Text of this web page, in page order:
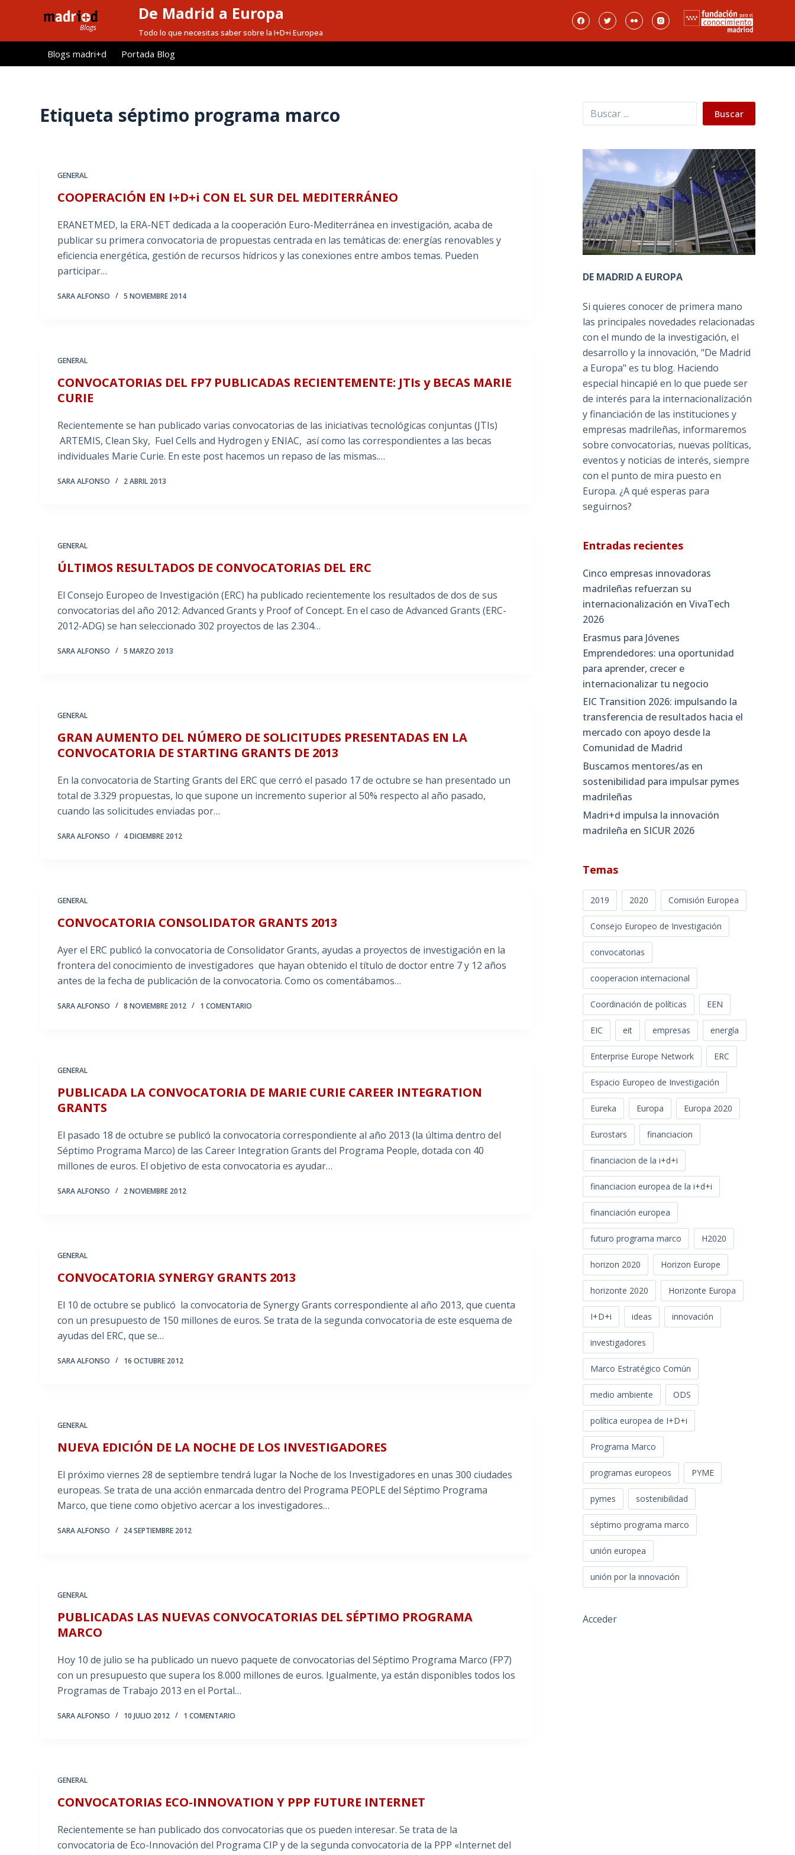
l
De Madrid a Europa
Todo lo que necesitas saber sobre la I+D+i Europea
Blogs madri+d Portada Blog
Etiqueta séptimo programa marco
GENERAL
COOPERACIÓN EN I+D+i CON EL SUR DEL MEDITERRÁNEO
ERANETMED, la ERA-NET dedicada a la cooperación Euro-Mediterránea en investigación, acaba de
publicar su primera convocatoria de propuestas centrada en las temáticas de: energías renovables y
eficiencia energética, gestión de recursos hídricos y las conexiones entre ambos temas. Pueden
participar…
SARA ALFONSO 5 NOVIEMBRE 2014
GENERAL
CONVOCATORIAS DEL FP7 PUBLICADAS RECIENTEMENTE: JTIs y BECAS MARIE
CURIE
Recientemente se han publicado varias convocatorias de las iniciativas tecnológicas conjuntas (JTIs)
ARTEMIS, Clean Sky, Fuel Cells and Hydrogen y ENIAC, así como las correspondientes a las becas
individuales Marie Curie. En este post hacemos un repaso de las mismas.…
SARA ALFONSO 2 ABRIL 2013
GENERAL
ÚLTIMOS RESULTADOS DE CONVOCATORIAS DEL ERC
El Consejo Europeo de Investigación (ERC) ha publicado recientemente los resultados de dos de sus
convocatorias del año 2012: Advanced Grants y Proof of Concept. En el caso de Advanced Grants (ERC-
2012-ADG) se han seleccionado 302 proyectos de las 2.304…
SARA ALFONSO 5 MARZO 2013
GENERAL
GRAN AUMENTO DEL NÚMERO DE SOLICITUDES PRESENTADAS EN LA
CONVOCATORIA DE STARTING GRANTS DE 2013
En la convocatoria de Starting Grants del ERC que cerró el pasado 17 de octubre se han presentado un
total de 3.329 propuestas, lo que supone un incremento superior al 50% respecto al año pasado,
cuando las solicitudes enviadas por…
SARA ALFONSO 4 DICIEMBRE 2012
GENERAL
CONVOCATORIA CONSOLIDATOR GRANTS 2013
Ayer el ERC publicó la convocatoria de Consolidator Grants, ayudas a proyectos de investigación en la
frontera del conocimiento de investigadores que hayan obtenido el título de doctor entre 7 y 12 años
antes de la fecha de publicación de la convocatoria. Como os comentábamos…
SARA ALFONSO 8 NOVIEMBRE 2012 1 COMENTARIO
GENERAL
PUBLICADA LA CONVOCATORIA DE MARIE CURIE CAREER INTEGRATION
GRANTS
El pasado 18 de octubre se publicó la convocatoria correspondiente al año 2013 (la última dentro del
Séptimo Programa Marco) de las Career Integration Grants del Programa People, dotada con 40
millones de euros. El objetivo de esta convocatoria es ayudar…
SARA ALFONSO 2 NOVIEMBRE 2012
GENERAL
CONVOCATORIA SYNERGY GRANTS 2013
El 10 de octubre se publicó la convocatoria de Synergy Grants correspondiente al año 2013, que cuenta
con un presupuesto de 150 millones de euros. Se trata de la segunda convocatoria de este esquema de
ayudas del ERC, que se…
SARA ALFONSO 16 OCTUBRE 2012
GENERAL
NUEVA EDICIÓN DE LA NOCHE DE LOS INVESTIGADORES
El próximo viernes 28 de septiembre tendrá lugar la Noche de los Investigadores en unas 300 ciudades
europeas. Se trata de una acción enmarcada dentro del Programa PEOPLE del Séptimo Programa
Marco, que tiene como objetivo acercar a los investigadores…
SARA ALFONSO 24 SEPTIEMBRE 2012
GENERAL
PUBLICADAS LAS NUEVAS CONVOCATORIAS DEL SÉPTIMO PROGRAMA
MARCO
Hoy 10 de julio se ha publicado un nuevo paquete de convocatorias del Séptimo Programa Marco (FP7)
con un presupuesto que supera los 8.000 millones de euros. Igualmente, ya están disponibles todos los
Programas de Trabajo 2013 en el Portal…
SARA ALFONSO 10 JULIO 2012 1 COMENTARIO
GENERAL
CONVOCATORIAS ECO-INNOVATION Y PPP FUTURE INTERNET
Recientemente se han publicado dos convocatorias que os pueden interesar. Se trata de la
convocatoria de Eco-Innovación del Programa CIP y de la segunda convocatoria de la PPP «Internet del
Buscar Buscar
DE MADRID A EUROPA
Si quieres conocer de primera mano
las principales novedades relacionadas
con el mundo de la investigación, el
desarrollo y la innovación, "De Madrid
a Europa" es tu blog. Haciendo
especial hincapié en lo que puede ser
de interés para la internacionalización
y financiación de las instituciones y
empresas madrileñas, informaremos
sobre convocatorias, nuevas políticas,
eventos y noticias de interés, siempre
con el punto de mira puesto en
Europa. ¿A qué esperas para
seguirnos?
Entradas recientes
Cinco empresas innovadoras
madrileñas refuerzan su
internacionalización en VivaTech
2026
Erasmus para Jóvenes
Emprendedores: una oportunidad
para aprender, crecer e
internacionalizar tu negocio
EIC Transition 2026: impulsando la
transferencia de resultados hacia el
mercado con apoyo desde la
Comunidad de Madrid
Buscamos mentores/as en
sostenibilidad para impulsar pymes
madrileñas
Madri+d impulsa la innovación
madrileña en SICUR 2026
Temas
2019 2020 Comisión Europea
Consejo Europeo de Investigación
convocatorias
cooperacion internacional
Coordinación de políticas EEN
EIC eit empresas energía
Enterprise Europe Network ERC
Espacio Europeo de Investigación
Eureka Europa Europa 2020
Eurostars financiacion
financiacion de la i+d+i
financiacion europea de la i+d+i
financiación europea
futuro programa marco H2020
horizon 2020 Horizon Europe
horizonte 2020 Horizonte Europa
I+D+i ideas innovación
investigadores
Marco Estratégico Común
medio ambiente ODS
política europea de I+D+i
Programa Marco
programas europeos PYME
pymes sostenibilidad
séptimo programa marco
unión europea
unión por la innovación
Acceder